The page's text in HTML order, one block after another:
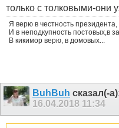
только с толковыми-они
Я верю в честность президента,
И в неподкупность постовых,в
В кикимор верю, в домовых...
BuhBuh сказал(-
16.04.2018 11:34